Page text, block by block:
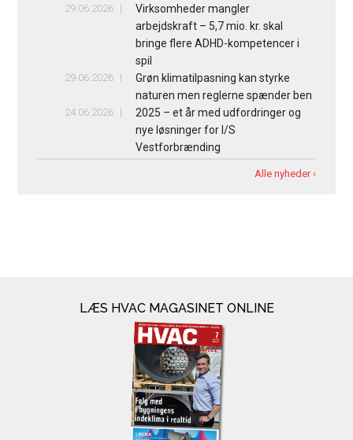
29.06.2026
Virksomheder mangler
arbejdskraft – 5,7 mio. kr. skal
bringe flere ADHD-kompetencer i
spil
29.06.2026
Grøn klimatilpasning kan styrke
naturen men reglerne spænder ben
24.06.2026
2025 – et år med udfordringer og
nye løsninger for I/S
Vestforbrænding
Alle nyheder ›
LÆS HVAC MAGASINET ONLINE